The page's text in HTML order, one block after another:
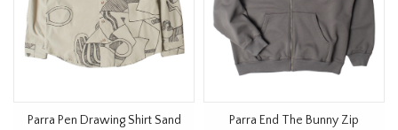
Parra Pen Drawing Shirt Sand
Parra End The Bunny Zip